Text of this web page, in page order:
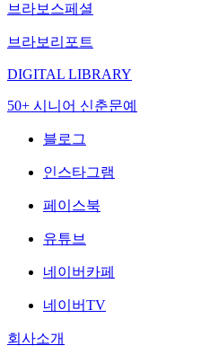
브라보스페셜
브라보리포트
DIGITAL LIBRARY
50+ 시니어 신춘문예
블로그
인스타그램
페이스북
유튜브
네이버카페
네이버TV
회사소개